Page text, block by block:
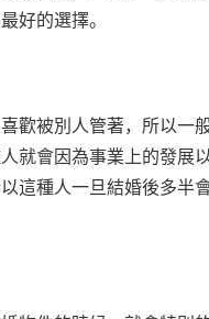
好的選擇。
歡被別人管著，所以一
就會因為事業上的發展
這種人一旦結婚後多半